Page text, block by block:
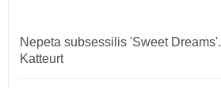
Nepeta subsessilis 'Sweet Dreams'.
Katteurt